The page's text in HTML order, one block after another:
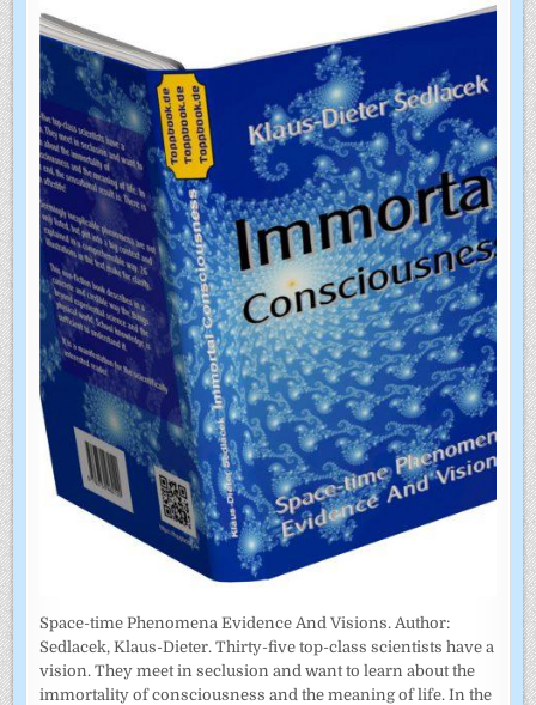
Space-time Phenomena Evidence And Visions. Author:
Sedlacek, Klaus-Dieter. Thirty-five top-class scientists have a
vision. They meet in seclusion and want to learn about the
immortality of consciousness and the meaning of life. In the